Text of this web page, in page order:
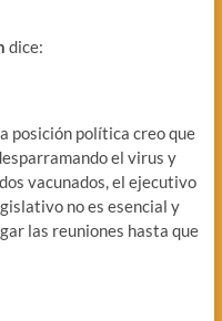
dice:
posición política creo que
el virus y
vacunados, el ejecutivo
no es esencial y
las reuniones hasta que